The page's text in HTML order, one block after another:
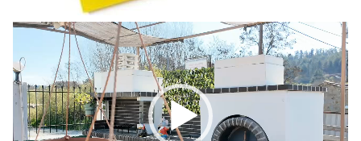
Πρόγραμμα
Αναπαραγωγής
Βίντεο